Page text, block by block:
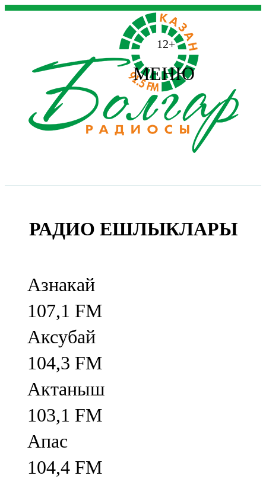
12+
МЕНЮ
РАДИО ЕШЛЫКЛАРЫ
Азнакай
107,1 FM
Аксубай
104,3 FM
Актаныш
103,1 FM
Апас
104,4 FM